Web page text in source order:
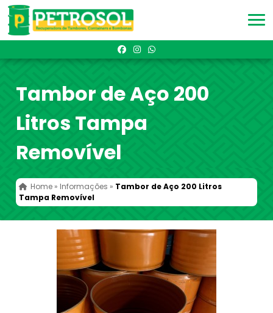
Tambor de Aço 200
Litros Tampa
Removível
Home » Informações » Tambor de Aço 200 Litros
Tampa Removível